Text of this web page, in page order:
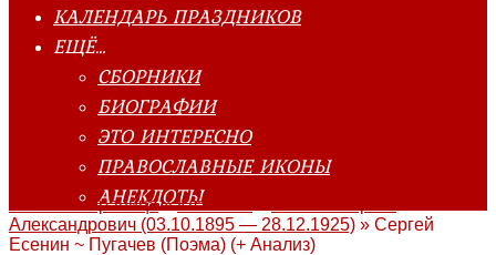
КАЛЕНДАРЬ ПРАЗДНИКОВ
ЕЩЁ…
СБОРНИКИ
БИОГРАФИИ
ЭТО ИНТЕРЕСНО
ПРАВОСЛАВНЫЕ ИКОНЫ
АНЕКДОТЫ
Главная страница»Классика
Александрович (03.10.1895 — 28.12.1925) » Сергей
Есенин ~ Пугачев (Поэма) (+ Анализ)